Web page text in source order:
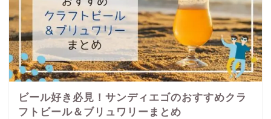
ビール好き必見！サンディエゴのおすすめクラ
フトビール＆ブリュワリーまとめ